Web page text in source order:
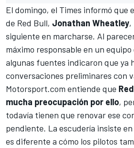
El domingo, el Times informó que
de Red Bull, Jonathan Wheatley,
siguiente en marcharse. Al
máximo responsable en un equipo
algunas fuentes indicaron que ya
conversaciones preliminares con
Motorsport.com entiende que
mucha preocupación por ello,
todavía tienen que renovar ese
pendiente. La escudería insiste
es diferente a cómo los pilotos